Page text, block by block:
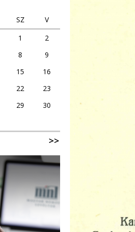
SZ
V
1
2
8
9
15
16
22
23
29
30